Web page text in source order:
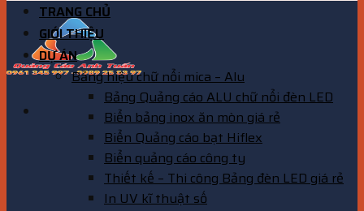
TRANG CHỦ
GIỚI THIỆU
DỰ ÁN
Bảng hiệu chữ nổi mica – Alu
Bảng Quảng cáo ALU chữ nổi đèn LED
Biển bảng inox ăn mòn giá rẻ
Biển Quảng cáo bạt Hiflex
Biển quảng cáo công ty
Thiết kế – Thi công Bảng đèn LED giá rẻ
In UV kĩ thuật số